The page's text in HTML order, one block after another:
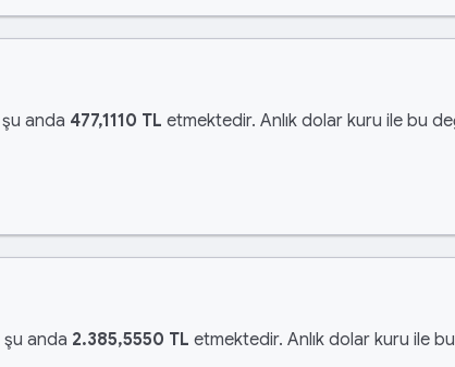
şu anda 477,1110 TL etmektedir. Anlık dolar kuru ile bu
şu anda 2.385,5550 TL etmektedir. Anlık dolar kuru ile